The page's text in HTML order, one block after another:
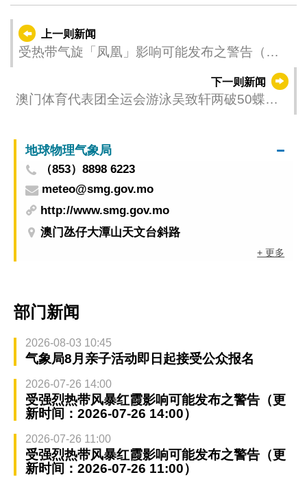
上一则新闻
受热带气旋「凤凰」影响可能发布之警告（更
下一则新闻
澳门体育代表团全运会游泳吴致轩两破50蝶澳
地球物理气象局
（853）8898 6223
meteo@smg.gov.mo
http://www.smg.gov.mo
澳门氹仔大潭山天文台斜路
+ 更多
部门新闻
2026-08-03 10:45
气象局8月亲子活动即日起接受公众报名
2026-07-26 14:00
受强烈热带风暴红霞影响可能发布之警告（更
新时间：2026-07-26 14:00）
2026-07-26 11:00
受强烈热带风暴红霞影响可能发布之警告（更
新时间：2026-07-26 11:00）